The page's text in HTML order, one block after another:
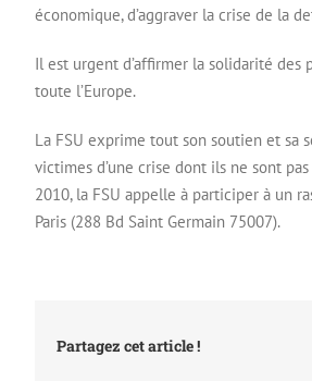
économique, d’aggraver la crise de la
Il est urgent d’affirmer la solidarité
toute l’Europe.
La FSU exprime tout son soutien et sa
victimes d’une crise dont ils ne sont
2010, la FSU appelle à participer à un
Paris (288 Bd Saint Germain 75007).
Partagez cet article !